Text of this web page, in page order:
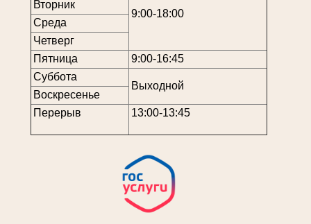
9:00-18:00
Вторник
Среда
Четверг
Пятница
9:00-16:45
Суббота
Выходной
Воскресенье
Перерыв
13:00-13:45